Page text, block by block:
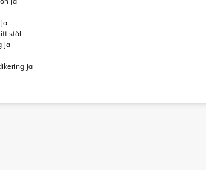
stål
Ja
Ja